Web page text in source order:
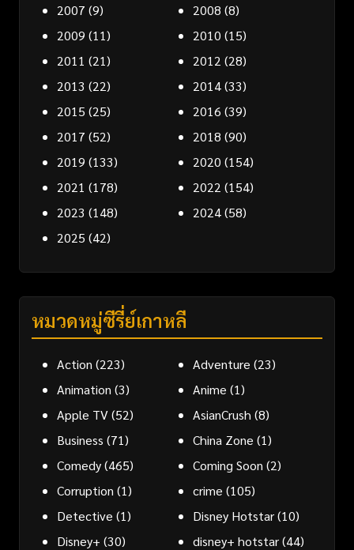
2007 (9) 2008 (8)
2009 (11) 2010 (15)
2011 (21) 2012 (28)
2013 (22) 2014(33)
2015 (25) 2016 (39)
2017 (52) 2018 (90)
2019 (133) 2020 (154)
2021 (178) 2022 (154)
2023 (148) 2024(58)
2025 (42)
หมวดหมู่ซีรี่ย์เกาหลี
Action (223) Adventure (23)
Animation (3) Anime (1)
Apple TV(52) AsianCrush (8)
Business (71) China Zone (1)
Comedy(465) Coming Soon (2)
Corruption (1) crime (105)
Detective (1) Disney Hotstar(10)
Disney+ (30) disney+ hotstar(44)